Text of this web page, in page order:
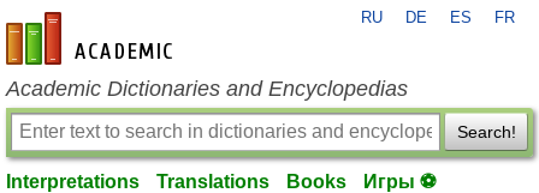
en-academic.com
RU DE ES FR
Academic Dictionaries and Encyclopedias
Search!
Interpretations Translations Books Игры ⚽